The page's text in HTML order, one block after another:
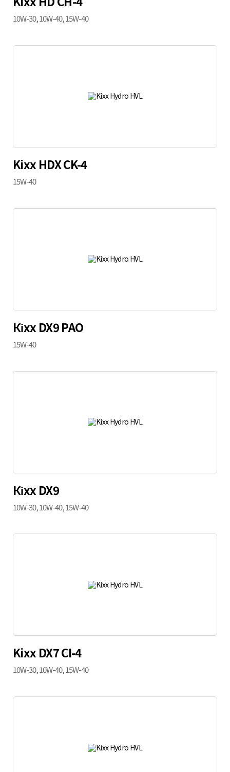
10W-30, 10W-40, 15W-40
Kixx HDX CK-4
15W-40
Кіхх DX9 PAO
15W-40
Кіхх DX9
10W-30, 10W-40, 15W-40
Kixx DX7 CI-4
10W-30, 10W-40, 15W-40